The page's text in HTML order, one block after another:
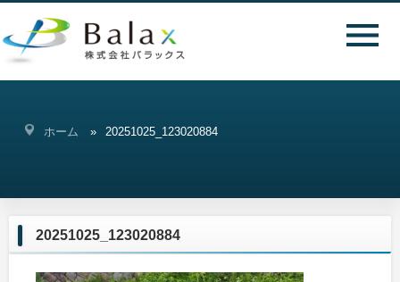
ホーム 20251025_123020884
20251025_123020884